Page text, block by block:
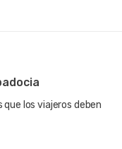
los viajeros deben